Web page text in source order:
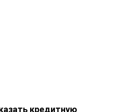
кредитную